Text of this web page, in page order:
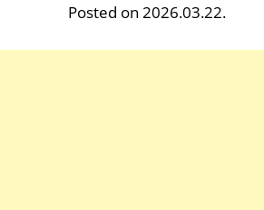
Posted on 2026.03.22.